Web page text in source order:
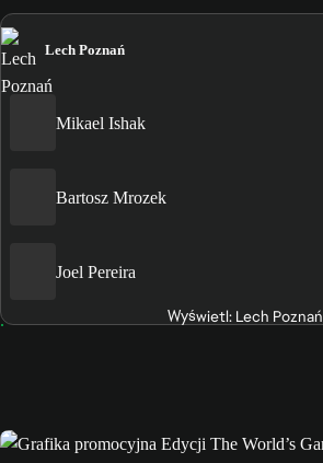
Lech Poznań
Mikael Ishak
Bartosz Mrozek
Joel Pereira
Wyświetl: Lech Poznań